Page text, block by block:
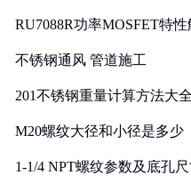
RU7088R功率MOSFET特
不锈钢通风 管道施工
201不锈钢重量计算方法大全
M20螺纹大径和小径是多少
1-1/4 NPT螺纹参数及底孔